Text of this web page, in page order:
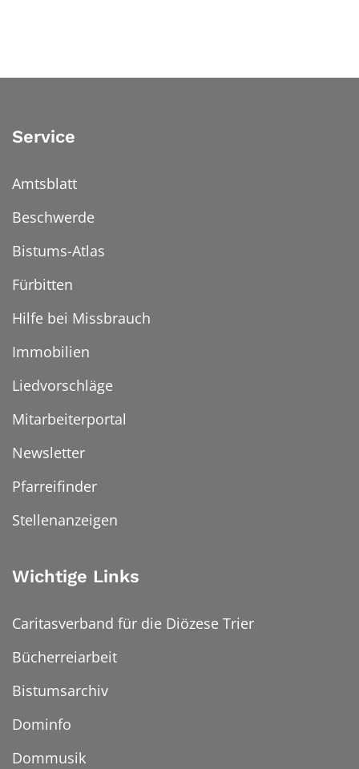
Service
Amtsblatt
Beschwerde
Bistums-Atlas
Fürbitten
Hilfe bei Missbrauch
Immobilien
Liedvorschläge
Mitarbeiterportal
Newsletter
Pfarreifinder
Stellenanzeigen
Wichtige Links
Caritasverband für die Diözese Trier
Bücherreiarbeit
Bistumsarchiv
Dominfo
Dommusik